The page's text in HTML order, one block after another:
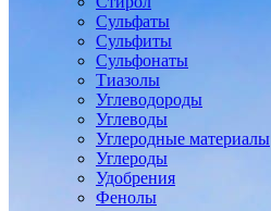
Сульфаты
Сульфиты
Сульфонаты
Тиазолы
Углеводороды
Углеводы
Углеродные материалы
Углероды
Удобрения
Фенолы